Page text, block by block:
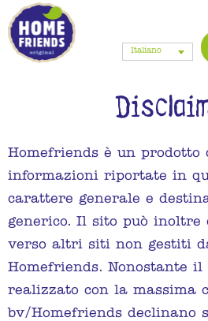
Italiano
Homefriends è un prodotto
informazioni riportate in
carattere generale e
generico. Il sito può inoltre
verso altri siti non gestiti
Homefriends. Nonostante
realizzato con la massima
bv/Homefriends declinano